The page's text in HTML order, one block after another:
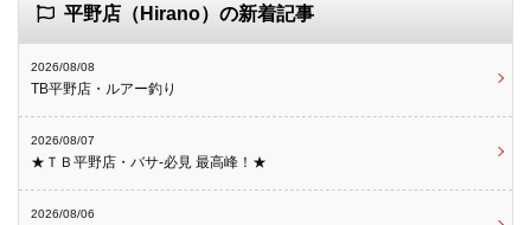
平野店（Hirano）の新着記事
2026/08/08
TB平野店・ルアー釣り
2026/08/07
★ＴＢ平野店・バサ-必見 最高峰！★
2026/08/06